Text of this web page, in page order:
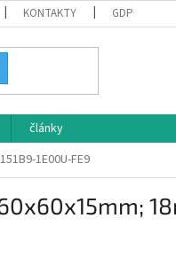
KONTAKTY GDPR
články
1E00U-FE9